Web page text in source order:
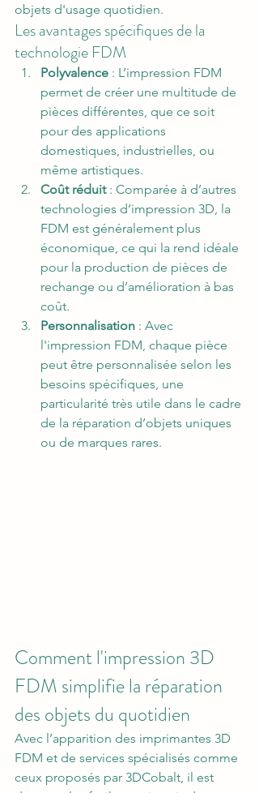
objets d'usage quotidien.
Les avantages spécifiques de la
technologie FDM
Polyvalence : L’impression FDM
permet de créer une multitude de
pièces différentes, que ce soit
pour des applications
domestiques, industrielles, ou
même artistiques.
Coût réduit : Comparée à d’autres
technologies d’impression 3D, la
FDM est généralement plus
économique, ce qui la rend idéale
pour la production de pièces de
rechange ou d’amélioration à bas
coût.
Personnalisation : Avec
l'impression FDM, chaque pièce
peut être personnalisée selon les
besoins spécifiques, une
particularité très utile dans le cadre
de la réparation d’objets uniques
ou de marques rares.
Comment l'impression 3D
FDM simplifie la réparation
des objets du quotidien
Avec l’apparition des imprimantes 3D
FDM et de services spécialisés comme
ceux proposés par 3DCobalt, il est